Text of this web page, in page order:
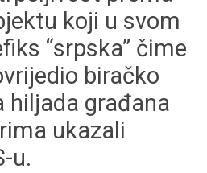
koji u svom
“srpska” čime
biračko
hiljada građana
ukazali
u.